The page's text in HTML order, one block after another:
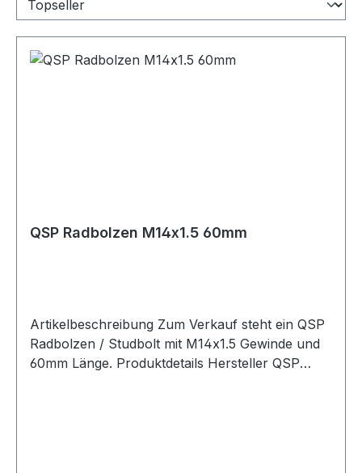
QSP Radbolzen M14x1.5 60mm
Artikelbeschreibung Zum Verkauf steht ein QSP
Radbolzen / Studbolt mit M14x1.5 Gewinde und
60mm Länge. Produktdetails Hersteller QSP